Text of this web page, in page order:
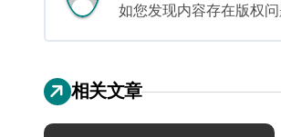
如您发现内容存在版权
相关文章